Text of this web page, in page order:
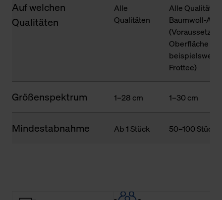
Auf welchen
Qualitäten
Alle
Qualitäten
Alle
Baumwoll-
Oberfläche
Frottee)
Größenspektrum 1–28 cm 1–30 cm
Mindestabnahme Ab 1 Stück 50–100 Stück